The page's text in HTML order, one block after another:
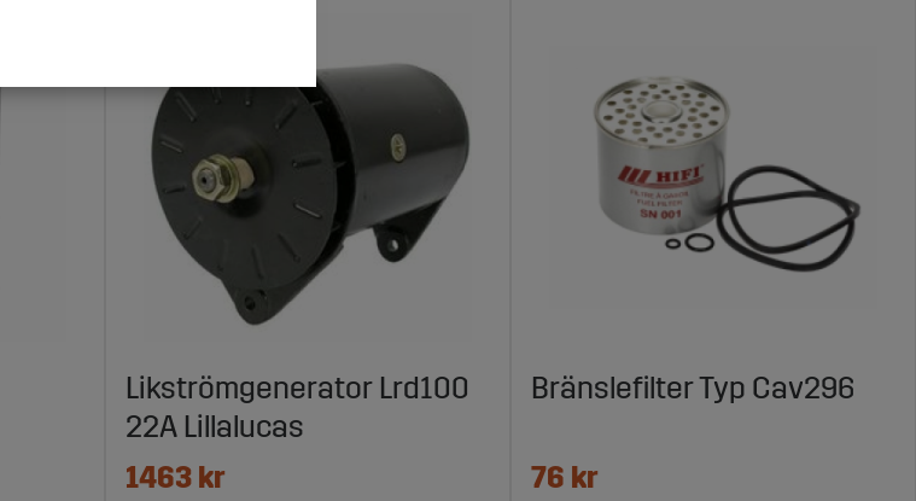
Likströmgenerator Lrd100
22A Lillalucas
1463 kr
Bränslefilter Typ Cav296
76 kr